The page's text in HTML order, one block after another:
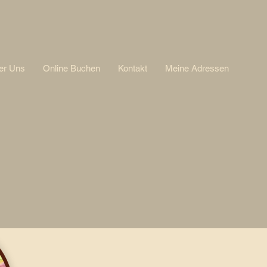
Uns Online Buchen Kontakt Meine Adressen